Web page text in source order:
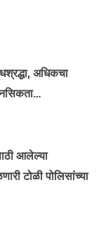
अधिकचा
आलेल्या
टोळी पोलिसांच्या